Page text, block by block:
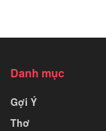
Danh mục
Gợi Ý
Thơ